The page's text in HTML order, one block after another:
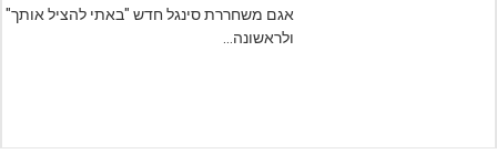
אגם משחררת סינגל חדש "באתי להציל אותך"
ולראשונה…